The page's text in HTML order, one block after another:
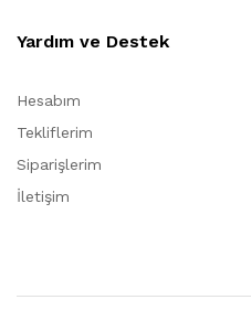
Yardım ve Destek
Hesabım
Tekliflerim
Siparişlerim
İletişim